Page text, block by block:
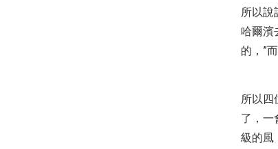
所以說
哈爾濱
的，”
所以四
了，一
級的風